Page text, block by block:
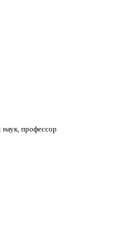
наук, профессор